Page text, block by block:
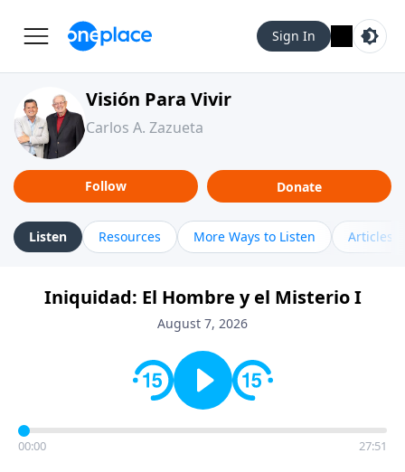
Sign In
Visión Para Vivir
Carlos A. Zazueta
Follow Donate
Listen Resources More Ways to Listen Articles
Iniquidad: El Hombre y el Misterio I
August 7, 2026
00:00 27:51